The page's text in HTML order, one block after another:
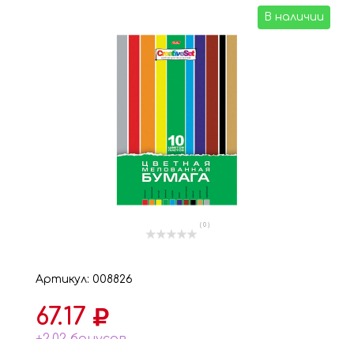
В наличии
( 0 )
Артикул: 008826
67.17